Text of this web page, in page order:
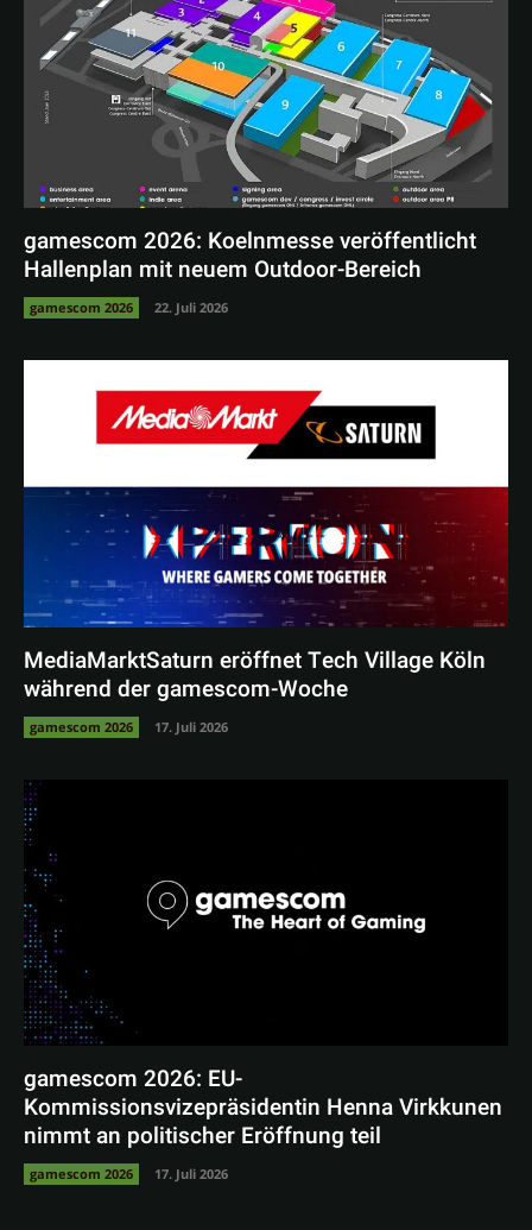
gamescom 2026: Koelnmesse veröffentlicht
Hallenplan mit neuem Outdoor-Bereich
gamescom 2026 22. Juli 2026
MediaMarktSaturn eröffnet Tech Village Köln
während der gamescom-Woche
gamescom 2026 17. Juli 2026
gamescom 2026: EU-
Kommissionsvizepräsidentin Henna Virkkunen
nimmt an politischer Eröffnung teil
gamescom 2026 17. Juli 2026